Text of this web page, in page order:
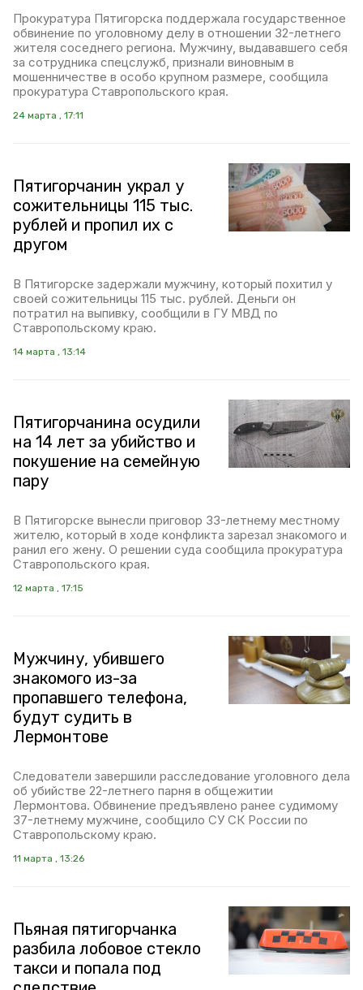
Прокуратура Пятигорска поддержала государственное
обвинение по уголовному делу в отношении 32-летнего
жителя соседнего региона. Мужчину, выдававшего себя
за сотрудника спецслужб, признали виновным в
мошенничестве в особо крупном размере, сообщила
прокуратура Ставропольского края.
24 марта , 17:11
Пятигорчанин украл у
сожительницы 115 тыс.
рублей и пропил их с
другом
В Пятигорске задержали мужчину, который похитил у
своей сожительницы 115 тыс. рублей. Деньги он
потратил на выпивку, сообщили в ГУ МВД по
Ставропольскому краю.
14 марта , 13:14
Пятигорчанина осудили
на 14 лет за убийство и
покушение на семейную
пару
В Пятигорске вынесли приговор 33-летнему местному
жителю, который в ходе конфликта зарезал знакомого и
ранил его жену. О решении суда сообщила прокуратура
Ставропольского края.
12 марта , 17:15
Мужчину, убившего
знакомого из-за
пропавшего телефона,
будут судить в
Лермонтове
Следователи завершили расследование уголовного дела
об убийстве 22-летнего парня в общежитии
Лермонтова. Обвинение предъявлено ранее судимому
37-летнему мужчине, сообщило СУ СК России по
Ставропольскому краю.
11 марта , 13:26
Пьяная пятигорчанка
разбила лобовое стекло
такси и попала под